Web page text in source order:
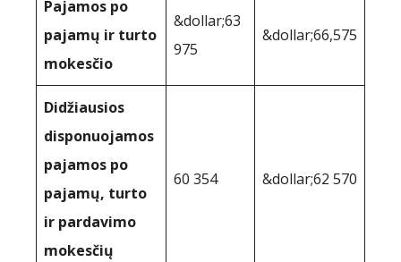
Pajamos po
pajamų ir turto
mokesčio
&dollar;63
975
&dollar;66,575
Didžiausios
disponuojamos
pajamos po
pajamų, turto
ir pardavimo
mokesčių
60 354 &dollar;62 570